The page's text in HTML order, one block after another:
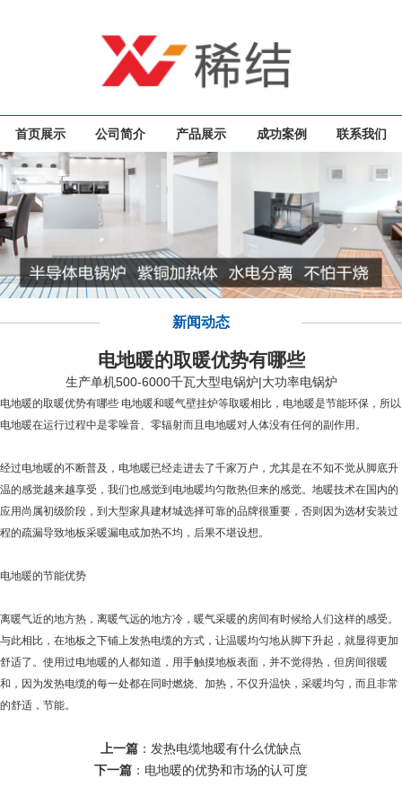
首页展示 公司简介 产品展示 成功案例 联系我们
新闻动态
电地暖的取暖优势有哪些
生产单机500-6000千瓦大型电锅炉|大功率电锅炉
电地暖的取暖优势有哪些 电地暖和暖气壁挂炉等取暖相比，电地暖是节能环保，所以
电地暖在运行过程中是零噪音、零辐射而且电地暖对人体没有任何的副作用。
经过电地暖的不断普及，电地暖已经走进去了千家万户，尤其是在不知不觉从脚底升
温的感觉越来越享受，我们也感觉到电地暖均匀散热但来的感觉。地暖技术在国内的
应用尚属初级阶段，到大型家具建材城选择可靠的品牌很重要，否则因为选材安装过
程的疏漏导致地板采暖漏电或加热不均，后果不堪设想。
电地暖的节能优势
离暖气近的地方热，离暖气远的地方冷，暖气采暖的房间有时候给人们这样的感受。
与此相比，在地板之下铺上发热电缆的方式，让温暖均匀地从脚下升起，就显得更加
舒适了。使用过电地暖的人都知道，用手触摸地板表面，并不觉得热，但房间很暖
和，因为发热电缆的每一处都在同时燃烧、加热，不仅升温快，采暖均匀，而且非常
的舒适，节能。
上一篇 ： 发热电缆地暖有什么优缺点
下一篇 ： 电地暖的优势和市场的认可度